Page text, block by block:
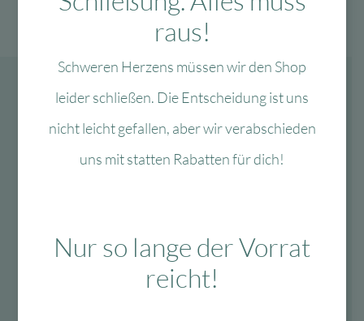
raus!
Schweren Herzens müssen wir den Shop
leider schließen. Die Entscheidung ist uns
nicht leicht gefallen, aber wir verabschieden
uns mit statten Rabatten für dich!
Nur so lange der Vorrat
reicht!